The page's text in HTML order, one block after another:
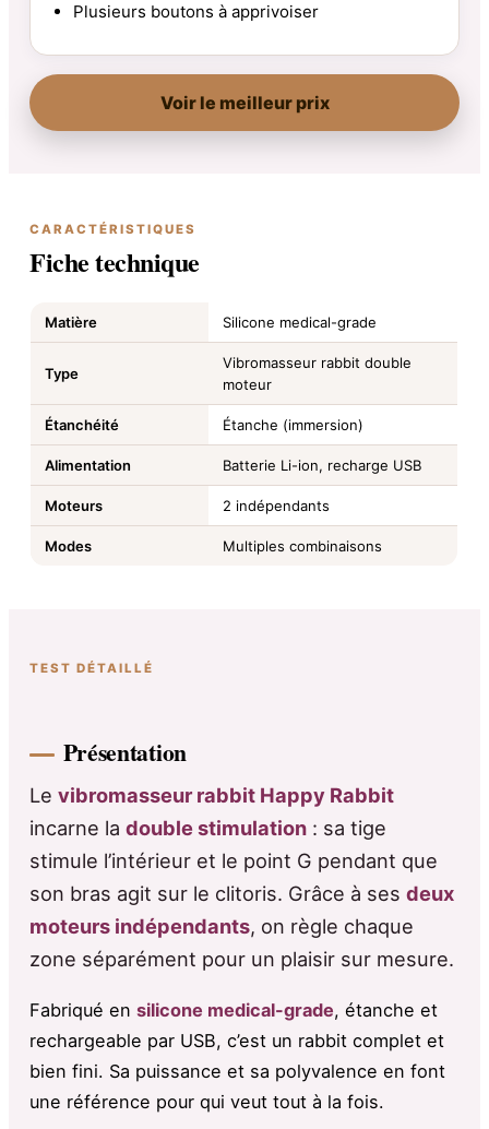
Plusieurs boutons à apprivoiser
Voir le meilleur prix
CARACTÉRISTIQUES
Fiche technique
Matière Silicone medical-grade
Type
Vibromasseur rabbit double
moteur
Étanchéité Étanche (immersion)
Alimentation Batterie Li-ion, recharge USB
Moteurs 2 indépendants
Modes Multiples combinaisons
TEST DÉTAILLÉ
Présentation
Levibromasseur rabbit Happy Rabbit
incarne ladouble stimulation : sa tige
stimule l’intérieur et le point G pendant que
son bras agit sur le clitoris. Grâce à sesdeux
moteurs indépendants, on règle chaque
zone séparément pour un plaisir sur mesure.
Fabriqué ensilicone medical-grade, étanche et
rechargeable par USB, c’est un rabbit complet et
bien fini. Sa puissance et sa polyvalence en font
une référence pour qui veut tout à la fois.